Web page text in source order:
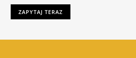
ZAPYTAJ TERAZ